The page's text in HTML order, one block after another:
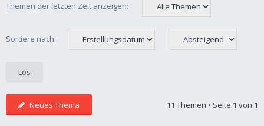
Themen der letzten Zeit anzeigen:
Sortiere nach
Neues Thema 11 Themen • Seite 1 von 1